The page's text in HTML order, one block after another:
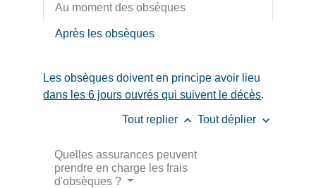
Au moment des obsèques
Après les obsèques
Les obsèques doivent en principe avoir lieu
dans les 6 jours ouvrés qui suivent le décès.
Tout replier keyboard_arrow_up Tout déplier keyboard_arrow_down
Quelles assurances peuvent
prendre en charge les frais
d'obsèques ?